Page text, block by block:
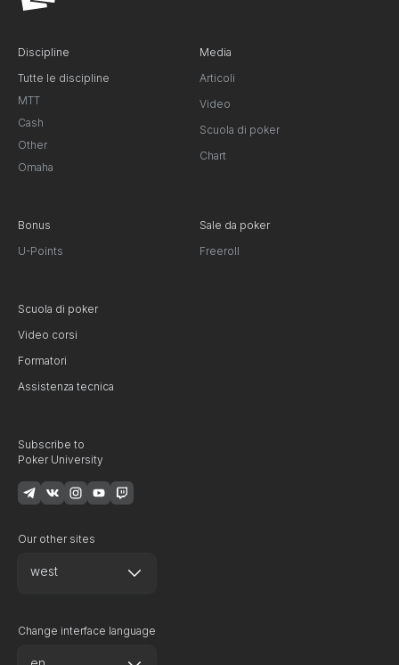
Discipline
Tutte le discipline
MTT
Cash
Other
Omaha
Media
Articoli
Video
Scuola di poker
Chart
Bonus
U-Points
Sale da poker
Freeroll
Scuola di poker
Video corsi
Formatori
Assistenza tecnica
Subscribe to
Poker University
Our other sites
west
Change interface language